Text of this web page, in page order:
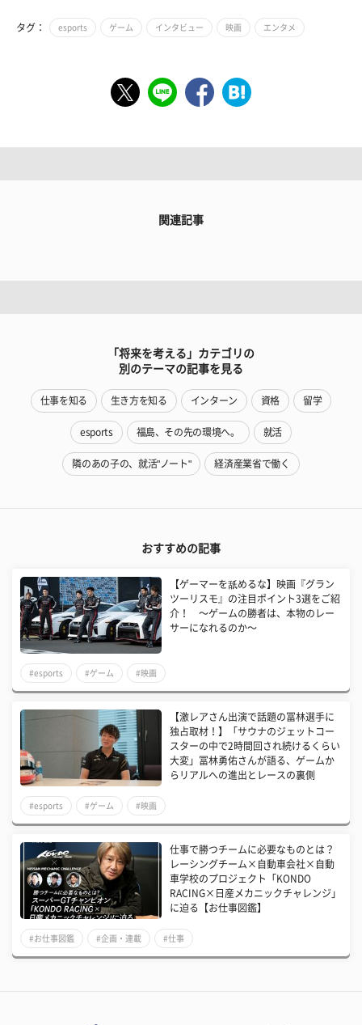
タグ： esports ゲーム インタビュー 映画 エンタメ
関連記事
「将来を考える」カテゴリの
別のテーマの記事を見る
仕事を知る 生き方を知る インターン 資格 留学
esports 福島、その先の環境へ。 就活
隣のあの子の、就活"ノート" 経済産業省で働く
おすすめの記事
【ゲーマーを舐めるな】映画『グラン
ツーリスモ』の注目ポイント3選をご紹
介！ 〜ゲームの勝者は、本物のレー
サーになれるのか〜
#esports #ゲーム #映画
【激レアさん出演で話題の冨林選手に
独占取材！】「サウナのジェットコー
スターの中で2時間回され続けるくらい
大変」冨林勇佑さんが語る、ゲームか
らリアルへの進出とレースの裏側
#esports #ゲーム #映画
仕事で勝つチームに必要なものとは？
レーシングチーム×自動車会社×自動
車学校のプロジェクト「KONDO
RACING×日産メカニックチャレンジ」
に迫る【お仕事図鑑】
#お仕事図鑑 #企画・連載 #仕事